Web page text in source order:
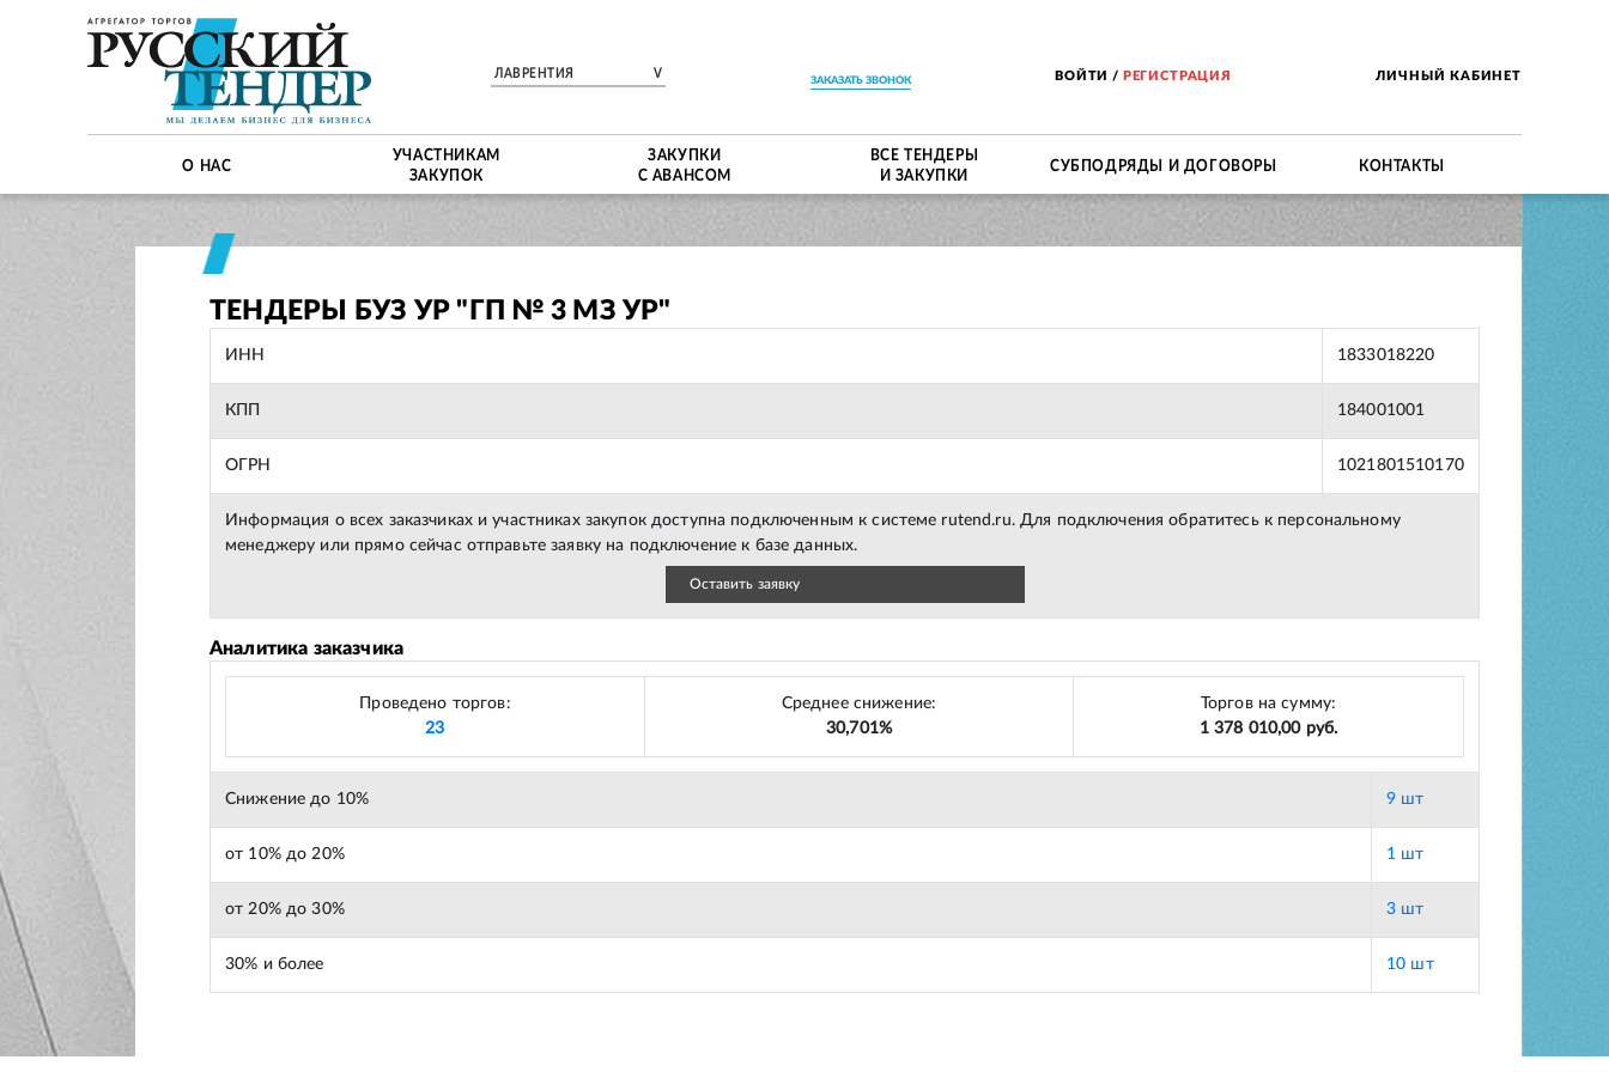
ЛАВРЕНТИЯ V ЗАКАЗАТЬ ЗВОНОК ВОЙТИ / РЕГИСТРАЦИЯ ЛИЧНЫЙ КАБИНЕТ
О НАС
УЧАСТНИКАМ
ЗАКУПОК
ЗАКУПКИ
С АВАНСОМ
ВСЕ ТЕНДЕРЫ
И ЗАКУПКИ
СУБПОДРЯДЫ И ДОГОВОРЫ КОНТАКТЫ
ТЕНДЕРЫ БУЗ УР "ГП № 3 МЗ УР"
ИНН 1833018220
КПП 184001001
ОГРН 1021801510170
Информация о всех заказчиках и участниках закупок доступна подключенным к системе rutend.ru. Для подключения обратитесь к персональному
менеджеру или прямо сейчас отправьте заявку на подключение к базе данных.
Оставить заявку
Аналитика заказчика
Проведено торгов:
23
Среднее снижение:
30,701%
Торгов на сумму:
1 378 010,00 руб.
Снижение до 10% 9 шт
от 10% до 20% 1 шт
от 20% до 30% 3 шт
30% и более 10 шт